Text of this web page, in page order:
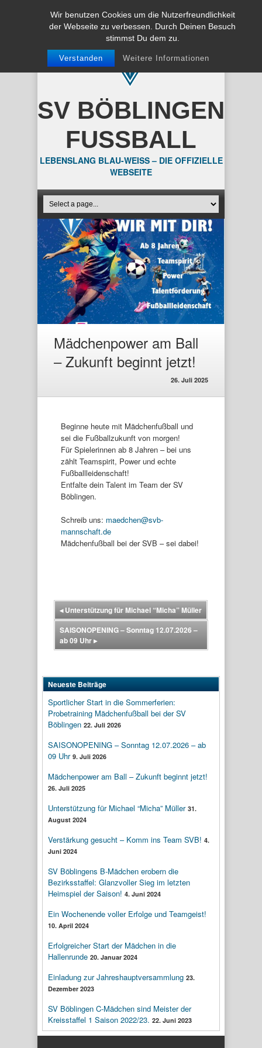
Wir benutzen Cookies um die Nutzerfreundlichkeit
der Webseite zu verbessen. Durch Deinen Besuch
stimmst Du dem zu.
Verstanden Weitere Informationen
SV BÖBLINGEN
FUSSBALL
LEBENSLANG BLAU-WEISS – DIE OFFIZIELLE
WEBSEITE
Mädchenpower am Ball
– Zukunft beginnt jetzt!
26. Juli 2025
Beginne heute mit Mädchenfußball und
sei die Fußballzukunft von morgen!
Für Spielerinnen ab 8 Jahren – bei uns
zählt Teamspirit, Power und echte
Fußballleidenschaft!
Entfalte dein Talent im Team der SV
Böblingen.
Schreib uns: maedchen@svb-
mannschaft.de
Mädchenfußball bei der SVB – sei dabei!
◂Unterstützung für Michael “Micha” Müller
SAISONOPENING – Sonntag 12.07.2026 –
ab 09 Uhr▸
Neueste Beiträge
Sportlicher Start in die Sommerferien:
Probetraining Mädchenfußball bei der SV
Böblingen 22. Juli 2026
SAISONOPENING – Sonntag 12.07.2026 – ab
09 Uhr 9. Juli 2026
Mädchenpower am Ball – Zukunft beginnt jetzt!
26. Juli 2025
Unterstützung für Michael “Micha” Müller 31.
August 2024
Verstärkung gesucht – Komm ins Team SVB! 4.
Juni 2024
SV Böblingens B-Mädchen erobern die
Bezirksstaffel: Glanzvoller Sieg im letzten
Heimspiel der Saison! 4. Juni 2024
Ein Wochenende voller Erfolge und Teamgeist!
10. April 2024
Erfolgreicher Start der Mädchen in die
Hallenrunde 20. Januar 2024
Einladung zur Jahreshauptversammlung 23.
Dezember 2023
SV Böblingen C-Mädchen sind Meister der
Kreisstaffel 1 Saison 2022/23. 22. Juni 2023